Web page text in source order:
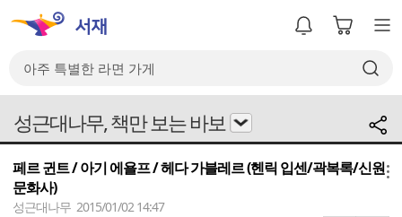
성근대나무, 책만 보는 바보
페르 귄트 / 아기 에욜프 / 헤다 가블레르 (헨릭 입센/곽복록/신원
문화사)
성근대나무 2015/01/02 14:47